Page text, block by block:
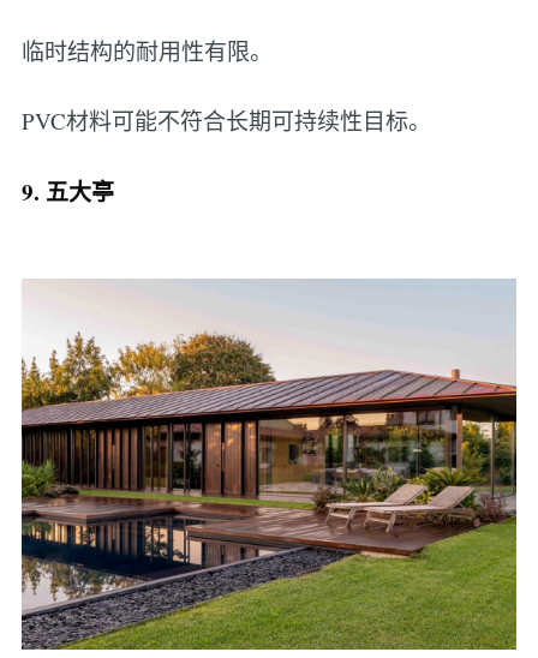
临时结构的耐用性有限。
PVC材料可能不符合长期可持续性目标。
9. 五大亭